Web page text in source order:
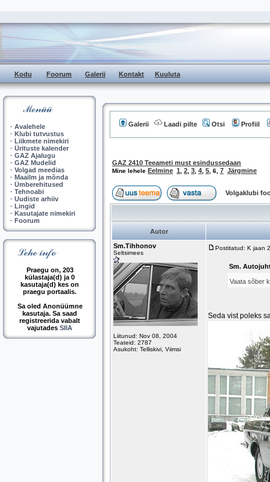
Kodu Foorum Galerii Kontakt Kuuluta
· Avalehele
· Klubi tutvustus
· Liikmete nimekiri
· Ürituste kalender
· GAZ Ajalugu
· GAZ Mudelid
· Volgad meedias
· Maailm ja mõnda
· Ümberehitused
· Tehnoabi
· Uudiste arhiiv
· Lingid
· Kasutajate nimekiri
· Foorum
Praegu on, 203
külastaja(d) ja 0
kasutaja(d) kes on
praegu portaalis.
Sa oled Anonüümne
kasutaja. Sa saad
registreerida vabalt
vajutades SIIA
Galerii Laadi pilte Otsi Profiil
GAZ 2410 Teeameti must esindussedaan
Mine lehele Eelmine 1 2 3 4 5 6 7 Järgmine
Volgaklubi
Autor
Sm.Tihhonov
Seltsimees
Liitunud: Nov 08, 2004
Teateid: 2787
Asukoht: Telliskivi, Viimsi
Postitatud: K jaan
Sm.
Vaata sõber
Seda vist poleks